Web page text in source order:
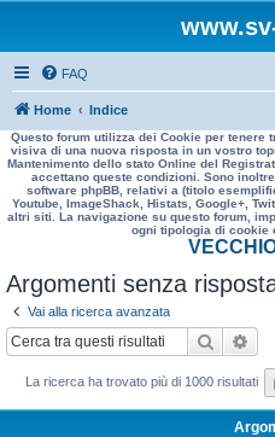
FAQ
Home Indice
Questo forum utilizza dei Cookie per
visiva di una nuova risposta in un vostro
Mantenimento dello stato Online del
accettano queste condizioni. Sono
software phpBB, relativi a (titolo
Youtube, ImageShack, Histats, Google+,
altri siti. La navigazione su questo forum,
ogni tipologia di cookie
Argomenti senza
Vai alla ricerca avanzata
Cerca
La ricerca ha trovato più di 1000 risultati